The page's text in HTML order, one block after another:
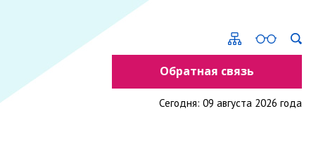
Обратная связь
Сегодня: 09 августа 2026 года